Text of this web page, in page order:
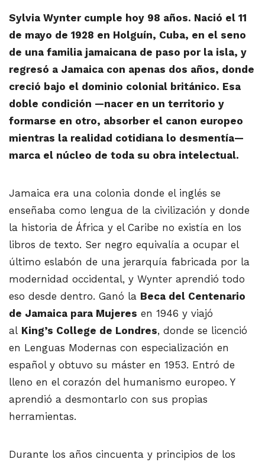
Sylvia Wynter cumple hoy 98 años. Nació el 11
de mayo de 1928 en Holguín, Cuba, en el seno
de una familia jamaicana de paso por la isla, y
regresó a Jamaica con apenas dos años, donde
creció bajo el dominio colonial británico. Esa
doble condición —nacer en un territorio y
formarse en otro, absorber el canon europeo
mientras la realidad cotidiana lo desmentía—
marca el núcleo de toda su obra intelectual.
Jamaica era una colonia donde el inglés se
enseñaba como lengua de la civilización y donde
la historia de África y el Caribe no existía en los
libros de texto. Ser negro equivalía a ocupar el
último eslabón de una jerarquía fabricada por la
modernidad occidental, y Wynter aprendió todo
eso desde dentro. Ganó la Beca del Centenario
de Jamaica para Mujeres en 1946 y viajó
al King’s College de Londres, donde se licenció
en Lenguas Modernas con especialización en
español y obtuvo su máster en 1953. Entró de
lleno en el corazón del humanismo europeo. Y
aprendió a desmontarlo con sus propias
herramientas.
Durante los años cincuenta y principios de los